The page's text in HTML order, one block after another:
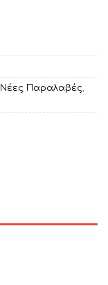
Νέες Παραλαβές